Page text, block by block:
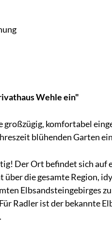
Wehle ein"
großzügig, komfortabel
blühenden Garten
Der Ort befindet sich
über die gesamte Region,
Elbsandsteingebirges
Radler ist der bekannte